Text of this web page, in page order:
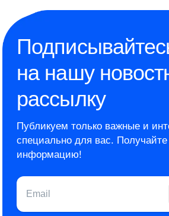
на нашу
рассылку
Публикуем только важные и
специально для вас.
информацию!
Email